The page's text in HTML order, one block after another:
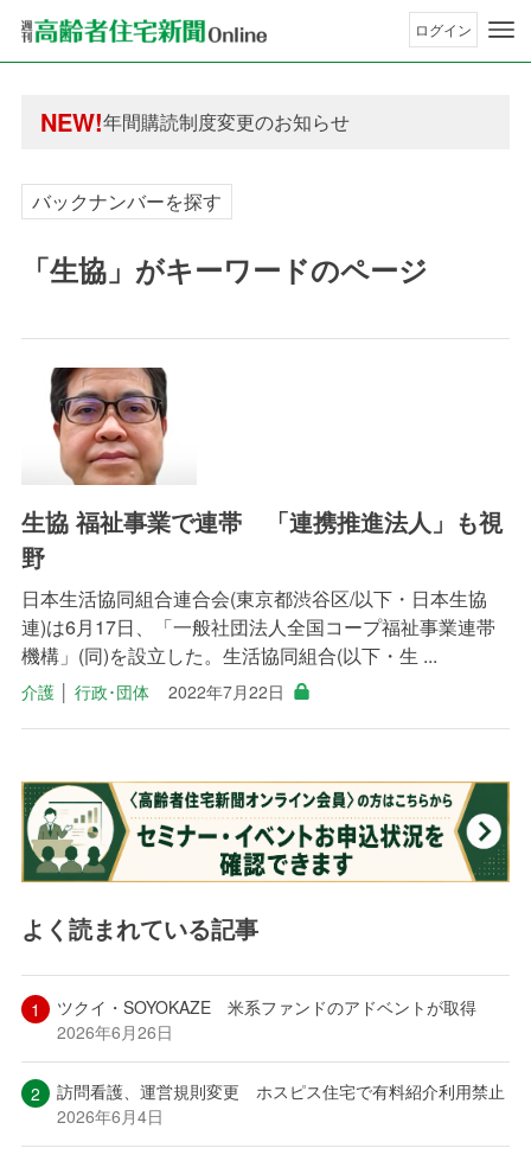
ログイン
NEW!
年間購読制度変更のお知らせ
年間購読制度変更のお知らせ
バックナンバーを探す
「生協」がキーワードのページ
生協 福祉事業で連帯 「連携推進法人」も視
野
日本生活協同組合連合会(東京都渋谷区/以下・日本生協
連)は6月17日、「一般社団法人全国コープ福祉事業連帯
機構」(同)を設立した。生活協同組合(以下・生 ...
介護│ 行政･団体 2022年7月22日
よく読まれている記事
ツクイ・SOYOKAZE 米系ファンドのアドベントが取得
2026年6月26日
訪問看護、運営規則変更 ホスピス住宅で有料紹介利用禁止
2026年6月4日